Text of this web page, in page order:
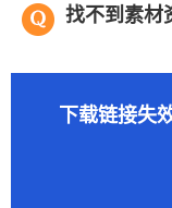
找不到素材
下载链接失